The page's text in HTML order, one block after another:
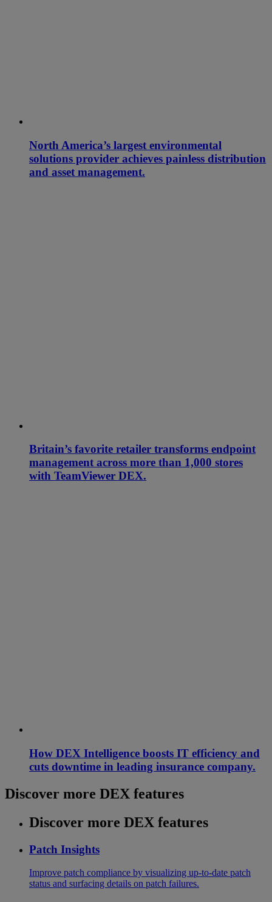
North America’s largest environmental
solutions provider achieves painless distribution
and asset management.
Britain’s favorite retailer transforms endpoint
management across more than 1,000 stores
with TeamViewer DEX.
How DEX Intelligence boosts IT efficiency and
cuts downtime in leading insurance company.
Discover more DEX features
Discover more DEX features
Patch Insights
Improve patch compliance by visualizing up-to-date patch
status and surfacing details on patch failures.